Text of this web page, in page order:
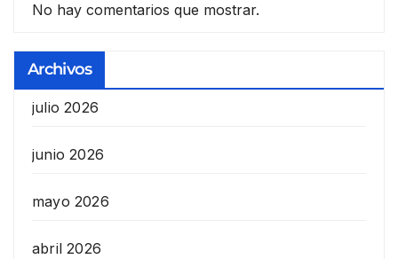
No hay comentarios que mostrar.
Archivos
julio 2026
junio 2026
mayo 2026
abril 2026